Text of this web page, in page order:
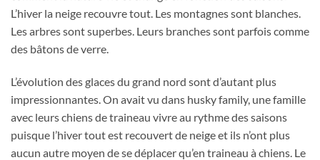
L’hiver la neige recouvre tout. Les montagnes sont blanches.
Les arbres sont superbes. Leurs branches sont parfois comme
des bâtons de verre.
L’évolution des glaces du grand nord sont d’autant plus
impressionnantes. On avait vu dans husky family, une famille
avec leurs chiens de traineau vivre au rythme des saisons
puisque l’hiver tout est recouvert de neige et ils n’ont plus
aucun autre moyen de se déplacer qu’en traineau à chiens. Le